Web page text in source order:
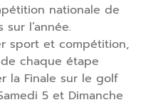
nationale de
l’année.
sport et compétition,
chaque étape
la Finale sur le golf
5 et Dimanche